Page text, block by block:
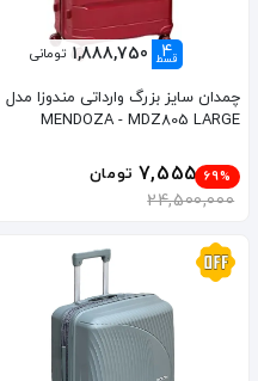
4
قسط 1,888,750 تومانی
چمدان سایز بزرگ وارداتی مندوزا مدل
MENDOZA - MDZ805 LARGE
7,555,000 تومان
24,500,000
69%